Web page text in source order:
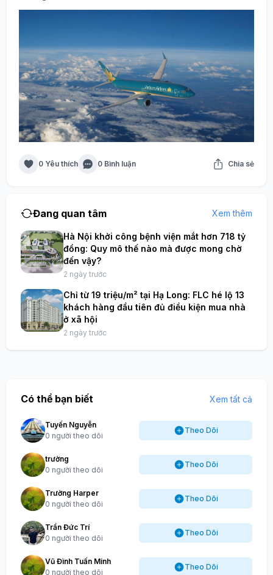
0 Yêu thích 0 Bình luận Chia sẻ
Đang quan tâm Xem thêm
Hà Nội khởi công bệnh viện mắt hơn 718 tỷ
đồng: Quy mô thế nào mà được mong chờ
đến vậy?
2 ngày trước
Chỉ từ 19 triệu/m² tại Hạ Long: FLC hé lộ 13
khách hàng đầu tiên đủ điều kiện mua nhà
ở xã hội
2 ngày trước
Có thể bạn biết Xem tất cả
Tuyến Nguyễn
0 người theo dõi
Theo Dõi
trường
0 người theo dõi
Theo Dõi
Trường Harper
0 người theo dõi
Theo Dõi
Trần Đức Trí
0 người theo dõi
Theo Dõi
Vũ Đình Tuấn Minh
0 người theo dõi
Theo Dõi